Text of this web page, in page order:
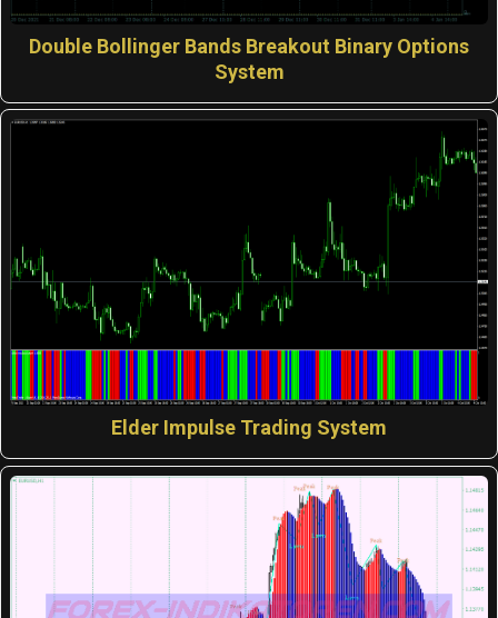
Double Bollinger Bands Breakout Binary Options
System
Elder Impulse Trading System